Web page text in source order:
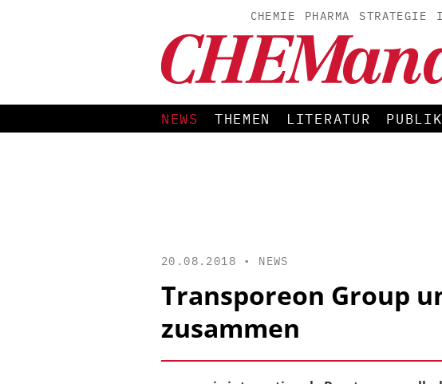
CHEMIE PHARMA STRATEGIE
NEWS THEMEN LITERATUR
20.08.2018 • NEWS
Transporeon Group
zusammen